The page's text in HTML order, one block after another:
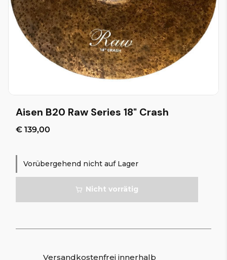
Aisen B20 Raw Series 18" Crash
€ 139,00
Vorübergehend nicht auf Lager
Nicht vorrätig
Versandkostenfrei innerhalb